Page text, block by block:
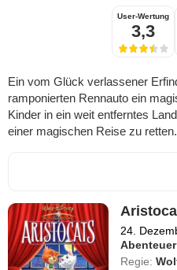
User-Wertung
3,3
Ein vom Glück verlassener
ramponierten Rennauto ein
Kinder in ein weit entferntes
einer magischen Reise zu retten.
24.
Abenteuer
Regie: